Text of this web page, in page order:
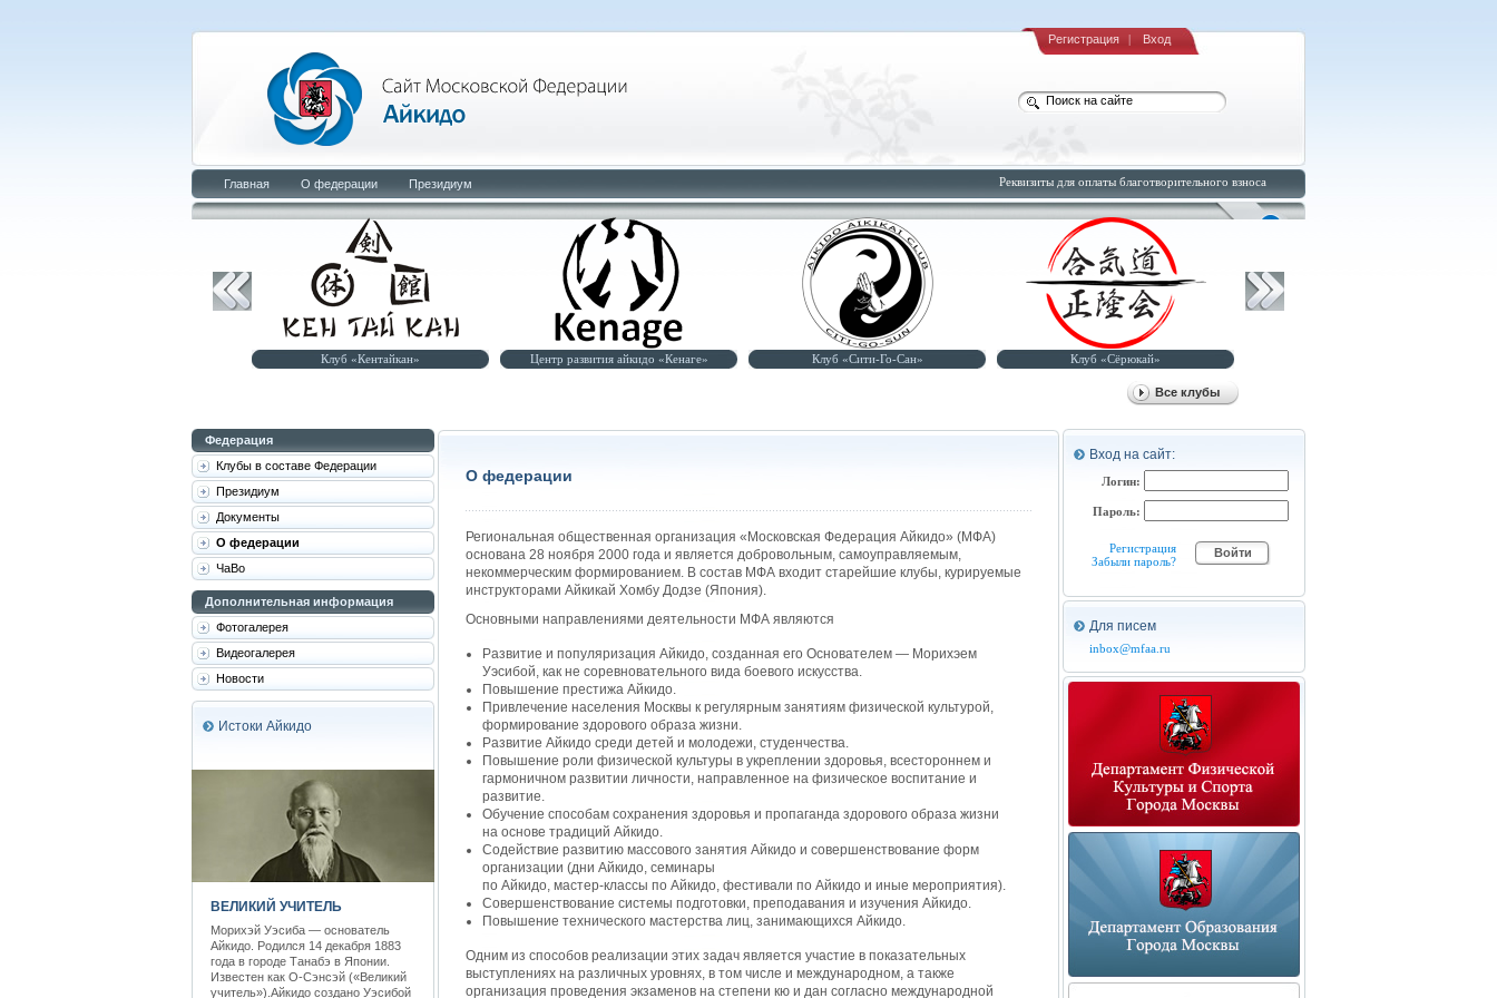
Регистрация | Вход
Главная О федерации Президиум Реквизиты для оплаты благотворительного взноса
Клуб «Кентайкан» Центр развития айкидо «Кенаге» Клуб «Сити-Го-Сан» Клуб «Сёрюкай»
Все клубы
Федерация
Клубы в составе Федерации
Президиум
Документы
О федерации
ЧаВо
Дополнительная информация
Фотогалерея
Видеогалерея
Новости
Истоки Айкидо
ВЕЛИКИЙ УЧИТЕЛЬ
Морихэй Уэсиба — основатель
Айкидо. Родился 14 декабря 1883
года в городе Танабэ в Японии.
Известен как О-Сэнсэй («Великий
учитель»).Айкидо создано Уэсибой
О федерации
Региональная общественная организация «Московская Федерация Айкидо» (МФА)
основана 28 ноября 2000 года и является добровольным, самоуправляемым,
некоммерческим формированием. В состав МФА входит старейшие клубы, курируемые
инструкторами Айкикай Хомбу Додзе (Япония).
Основными направлениями деятельности МФА являются
Развитие и популяризация Айкидо, созданная его Основателем — Морихэем
Уэсибой, как не соревновательного вида боевого искусства.
Повышение престижа Айкидо.
Привлечение населения Москвы к регулярным занятиям физической культурой,
формирование здорового образа жизни.
Развитие Айкидо среди детей и молодежи, студенчества.
Повышение роли физической культуры в укреплении здоровья, всестороннем и
гармоничном развитии личности, направленное на физическое воспитание и
развитие.
Обучение способам сохранения здоровья и пропаганда здорового образа жизни
на основе традиций Айкидо.
Содействие развитию массового занятия Айкидо и совершенствование форм
организации (дни Айкидо, семинары
по Айкидо, мастер-классы по Айкидо, фестивали по Айкидо и иные мероприятия).
Совершенствование системы подготовки, преподавания и изучения Айкидо.
Повышение технического мастерства лиц, занимающихся Айкидо.
Одним из способов реализации этих задач является участие в показательных
выступлениях на различных уровнях, в том числе и международном, а также
организация проведения экзаменов на степени кю и дан согласно международной
Вход на сайт:
Логин:
Пароль:
Регистрация
Забыли пароль?
Для писем
inbox@mfaa.ru